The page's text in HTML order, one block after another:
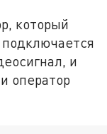
который
и
оператор